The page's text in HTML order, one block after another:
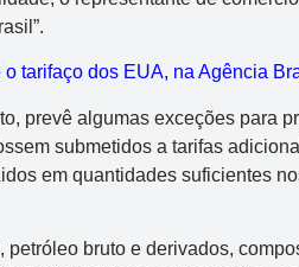
tarifaço dos EUA, na Agência
prevê algumas exceções para
submetidos a tarifas
em quantidades suficientes
bruto e derivados,